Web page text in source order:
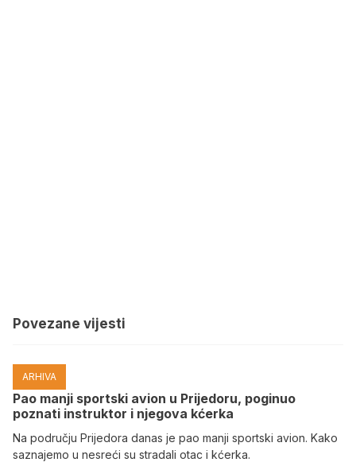
Povezane vijesti
ARHIVA
Pao manji sportski avion u Prijedoru, poginuo
poznati instruktor i njegova kćerka
Na području Prijedora danas je pao manji sportski avion. Kako
saznajemo u nesreći su stradali otac i kćerka.